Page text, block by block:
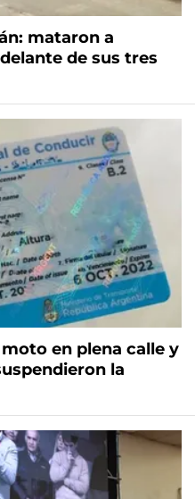
mataron a
de sus tres
en plena calle y
la